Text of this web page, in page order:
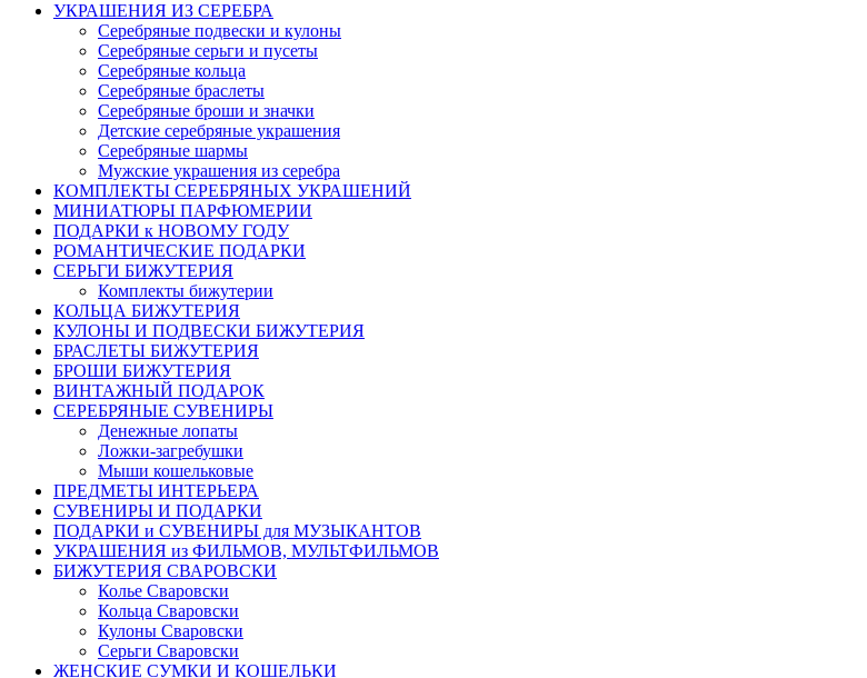
УКРАШЕНИЯ ИЗ СЕРЕБРА
Серебряные подвески и кулоны
Серебряные серьги и пусеты
Серебряные кольца
Серебряные браслеты
Серебряные броши и значки
Детские серебряные украшения
Серебряные шармы
Мужские украшения из серебра
КОМПЛЕКТЫ СЕРЕБРЯНЫХ УКРАШЕНИЙ
МИНИАТЮРЫ ПАРФЮМЕРИИ
ПОДАРКИ к НОВОМУ ГОДУ
РОМАНТИЧЕСКИЕ ПОДАРКИ
СЕРЬГИ БИЖУТЕРИЯ
Комплекты бижутерии
КОЛЬЦА БИЖУТЕРИЯ
КУЛОНЫ И ПОДВЕСКИ БИЖУТЕРИЯ
БРАСЛЕТЫ БИЖУТЕРИЯ
БРОШИ БИЖУТЕРИЯ
ВИНТАЖНЫЙ ПОДАРОК
СЕРЕБРЯНЫЕ СУВЕНИРЫ
Денежные лопаты
Ложки-загребушки
Мыши кошельковые
ПРЕДМЕТЫ ИНТЕРЬЕРА
СУВЕНИРЫ И ПОДАРКИ
ПОДАРКИ и СУВЕНИРЫ для МУЗЫКАНТОВ
УКРАШЕНИЯ из ФИЛЬМОВ, МУЛЬТФИЛЬМОВ
БИЖУТЕРИЯ СВАРОВСКИ
Колье Сваровски
Кольца Сваровски
Кулоны Сваровски
Серьги Сваровски
ЖЕНСКИЕ СУМКИ И КОШЕЛЬКИ